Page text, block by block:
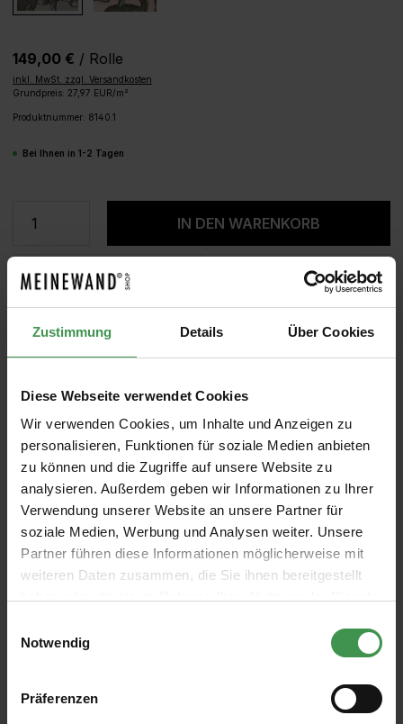
Zustimmung Details Über Cookies
Diese Webseite verwendet Cookies
Wir verwenden Cookies, um Inhalte und Anzeigen zu
personalisieren, Funktionen für soziale Medien anbieten
zu können und die Zugriffe auf unsere Website zu
analysieren. Außerdem geben wir Informationen zu Ihrer
Verwendung unserer Website an unsere Partner für
soziale Medien, Werbung und Analysen weiter. Unsere
Partner führen diese Informationen möglicherweise mit
weiteren Daten zusammen, die Sie ihnen bereitgestellt
Notwendig
Präferenzen
149,00 € / Rolle
inkl. MwSt. zzgl. Versandkosten
Grundpreis: 27,97 EUR/m²
Produktnummer: 8140.1
Bei Ihnen in 1-2 Tagen
Produkt Anzahl: Gib den gewünschten
IN DEN WARENKORB
MUSTER ROLLEN BERECHNEN
Produktgalerie überspringen
PASSENDE FARBEN
Farrow &
Ball School
House
White 291
Farrow &
Ball
Ab 9,26 €
Farrow &
Ball Studio
Green 93
Farrow &
Ball
Ab 9,26 €
Farrow &
Ball Ball
Green 75
Farrow &
Ball
Ab 53,20 €
Little
Greene
Muscovad
o 343
Little
Greene
Ab 9,50 €